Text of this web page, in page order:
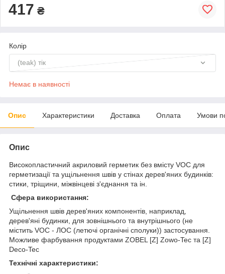
417 ₴
Колір
(teak) тік
Немає в наявності
Опис Характеристики Доставка Оплата Умови
Опис
Високопластичний акриловий герметик без вмісту VOC для
герметизації та ущільнення швів у стінах дерев'яних будинків:
стики, тріщини, міжвінцеві з'єднання та ін.
Сфера використання:
Ущільнення швів дерев'яних компонентів, наприклад,
дерев'яні будинки, для зовнішнього та внутрішнього (не
містить VOC - ЛОС (летючі органічні сполуки)) застосування.
Можливе фарбування продуктами ZOBEL [Z] Zowo-Tec та [Z]
Deco-Tec
Технічні характеристики: